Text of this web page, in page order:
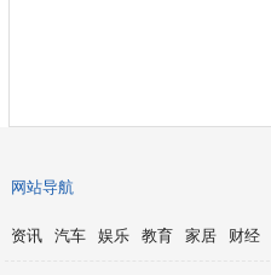
网站导航
资讯 汽车 娱乐 教育 家居 财经